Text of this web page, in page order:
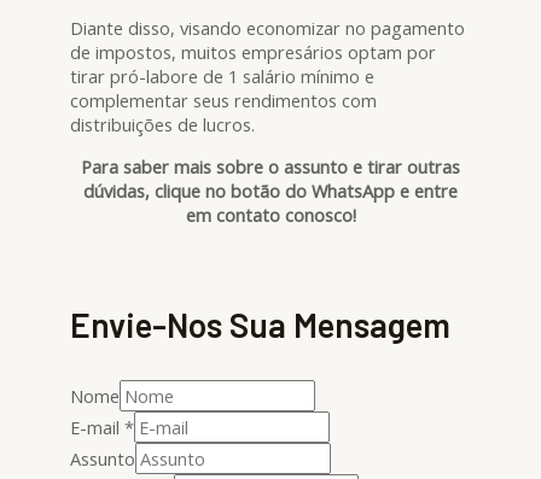
Diante disso, visando economizar no pagamento
de impostos, muitos empresários optam por
tirar pró-labore de 1 salário mínimo e
complementar seus rendimentos com
distribuições de lucros.
Para saber mais sobre o assunto e tirar outras
dúvidas, clique no botão do WhatsApp e entre
em contato conosco!
Envie-Nos Sua Mensagem
Nome
E-mail *
Assunto